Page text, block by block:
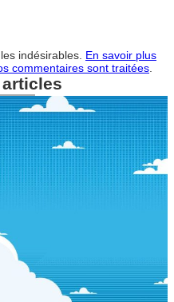
indésirables. En savoir plus
commentaires sont traitées